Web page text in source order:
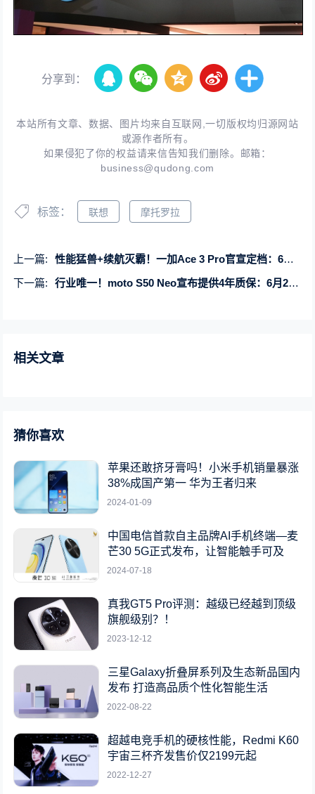
分享到：
本站所有文章、数据、图片均来自互联网,一切版权均归源网站
或源作者所有。
如果侵犯了你的权益请来信告知我们删除。邮箱：
business@qudong.com
标签： 联想 摩托罗拉
上一篇:
性能猛兽+续航灭霸！一加Ace 3 Pro官宣定档：6月27日发布
下一篇:
行业唯一！moto S50 Neo宣布提供4年质保：6月25日发布
相关文章
猜你喜欢
苹果还敢挤牙膏吗！小米手机销量暴涨
38%成国产第一 华为王者归来
2024-01-09
中国电信首款自主品牌AI手机终端—麦
芒30 5G正式发布，让智能触手可及
2024-07-18
真我GT5 Pro评测：越级已经越到顶级
旗舰级别？！
2023-12-12
三星Galaxy折叠屏系列及生态新品国内
发布 打造高品质个性化智能生活
2022-08-22
超越电竞手机的硬核性能，Redmi K60
宇宙三杯齐发售价仅2199元起
2022-12-27